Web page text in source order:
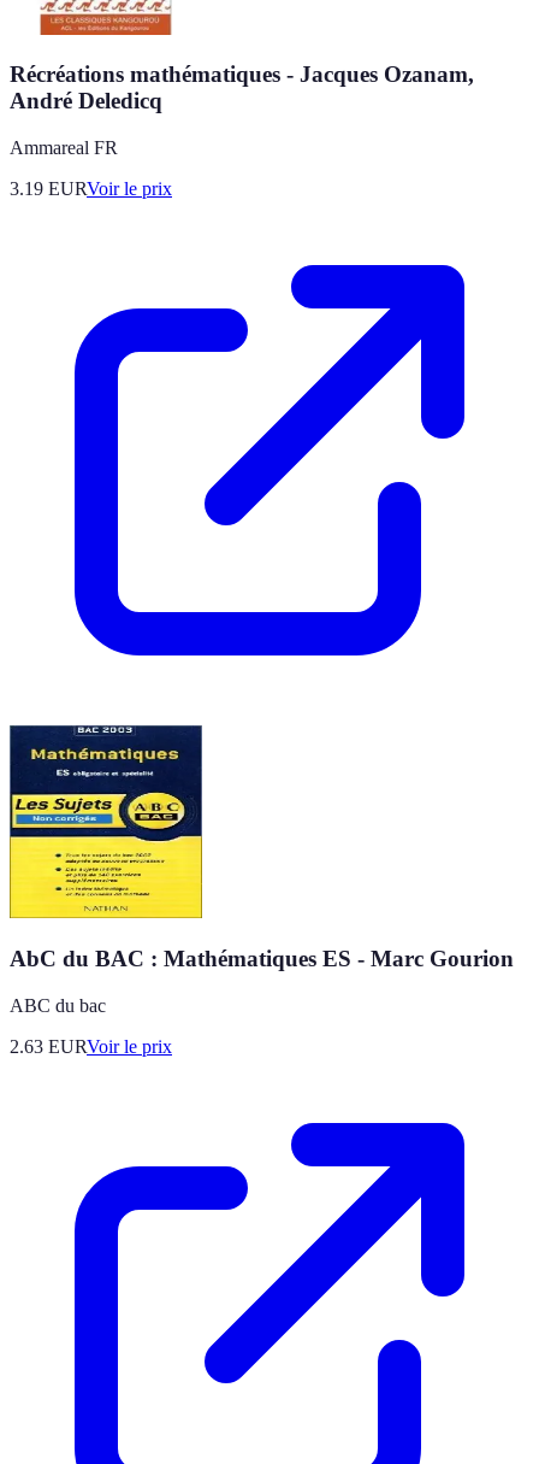
Récréations mathématiques - Jacques Ozanam,
André Deledicq
Ammareal FR
3.19 EURVoir le prix
AbC du BAC : Mathématiques ES - Marc Gourion
ABC du bac
2.63 EURVoir le prix